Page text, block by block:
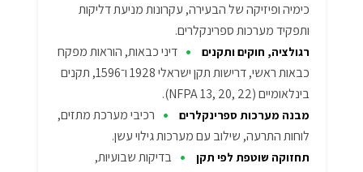
כימיה ופיזיקה של הבעירה, עקרונות מניעת דליקות
ותפקיד מערכות ספרינקלרים.
רגולציה, חוקים ותקנים • דיני כבאות, הוראות מפקח
כבאות ראשי, דרישות תקן ישראלי 1928 ו־1596, תקנים
בינלאומיים (NFPA 13, 20, 22).
מבנה מערכות ספרינקלרים • רכיבי מערכת מתזים,
לוחות התרעה, שילוב עם מערכות גילוי עשן.
תחזוקה שוטפת לפי תקן • בדיקות שבועיות,